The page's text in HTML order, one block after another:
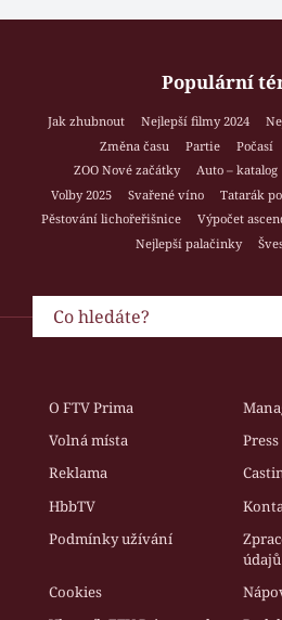
Populární
Jak zhubnout Nejlepší filmy 2024
Změna času
Partie Počasí
ZOO Nové začátky
Auto – katalog
Volby 2025
Svařené víno Tatarák
Pěstování lichořeřišnice
Výpočet
Nejlepší palačinky
O FTV Prima
Volná místa
Press
Reklama
HbbTV
Podmínky užívání
údajů
Cookies